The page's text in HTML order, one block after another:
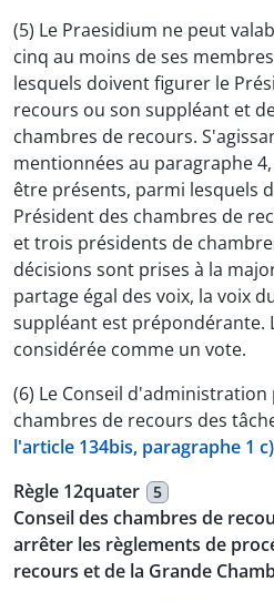
(5) Le Praesidium ne peut
cinq au moins de ses
lesquels doivent figurer le
recours ou son suppléant et
chambres de recours.
mentionnées au paragraphe
être présents, parmi lesquels
Président des chambres de
et trois présidents de
décisions sont prises à la
partage égal des voix, la voix
suppléant est prépondérante.
considérée comme un vote.
(6) Le Conseil
chambres de recours des
l'article 134bis, paragraphe 1 c)
Règle 12quater
5
Conseil des chambres de
arrêter les règlements de
recours et de la Grande